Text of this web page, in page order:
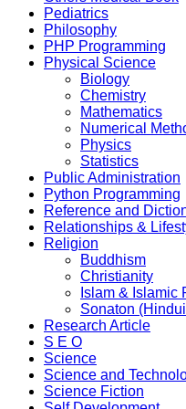
Pediatrics
Philosophy
PHP Programming
Physical Science
Biology
Chemistry
Mathematics
Numerical
Physics
Statistics
Public Administration
Python Programming
Reference and
Relationships &
Religion
Buddhism
Christianity
Islam & Islamic
Sonaton
Research Article
S E O
Science
Science and
Science Fiction